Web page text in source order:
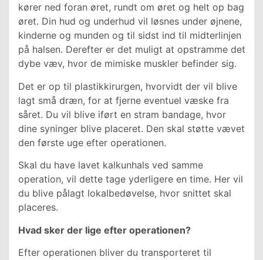
kører ned foran øret, rundt om øret og helt op bag
øret. Din hud og underhud vil løsnes under øjnene,
kinderne og munden og til sidst ind til midterlinjen
på halsen. Derefter er det muligt at opstramme det
dybe væv, hvor de mimiske muskler befinder sig.
Det er op til plastikkirurgen, hvorvidt der vil blive
lagt små dræn, for at fjerne eventuel væske fra
såret. Du vil blive iført en stram bandage, hvor
dine syninger blive placeret. Den skal støtte vævet
den første uge efter operationen.
Skal du have lavet kalkunhals ved samme
operation, vil dette tage yderligere en time. Her vil
du blive pålagt lokalbedøvelse, hvor snittet skal
placeres.
Hvad sker der lige efter operationen?
Efter operationen bliver du transporteret til